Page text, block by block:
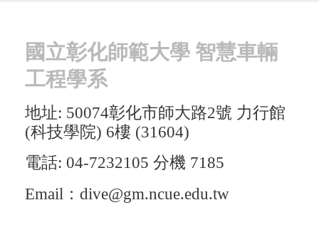
國立彰化師範大學 智慧車輛
工程學系
地址: 50074彰化市師大路2號 力行館
(科技學院) 6樓 (31604)
電話: 04-7232105 分機 7185
Email：dive@gm.ncue.edu.tw